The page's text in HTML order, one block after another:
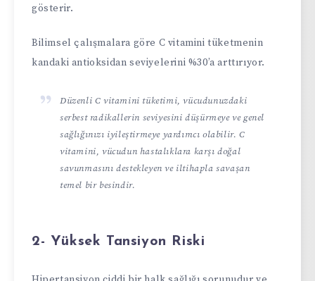
gösterir.
Bilimsel çalışmalara göre C vitamini tüketmenin
kandaki antioksidan seviyelerini %30’a arttırıyor.
Düzenli C vitamini tüketimi, vücudunuzdaki
serbest radikallerin seviyesini düşürmeye ve genel
sağlığınızı iyileştirmeye yardımcı olabilir. C
vitamini, vücudun hastalıklara karşı doğal
savunmasını destekleyen ve iltihapla savaşan
temel bir besindir.
2- Yüksek Tansiyon Riski